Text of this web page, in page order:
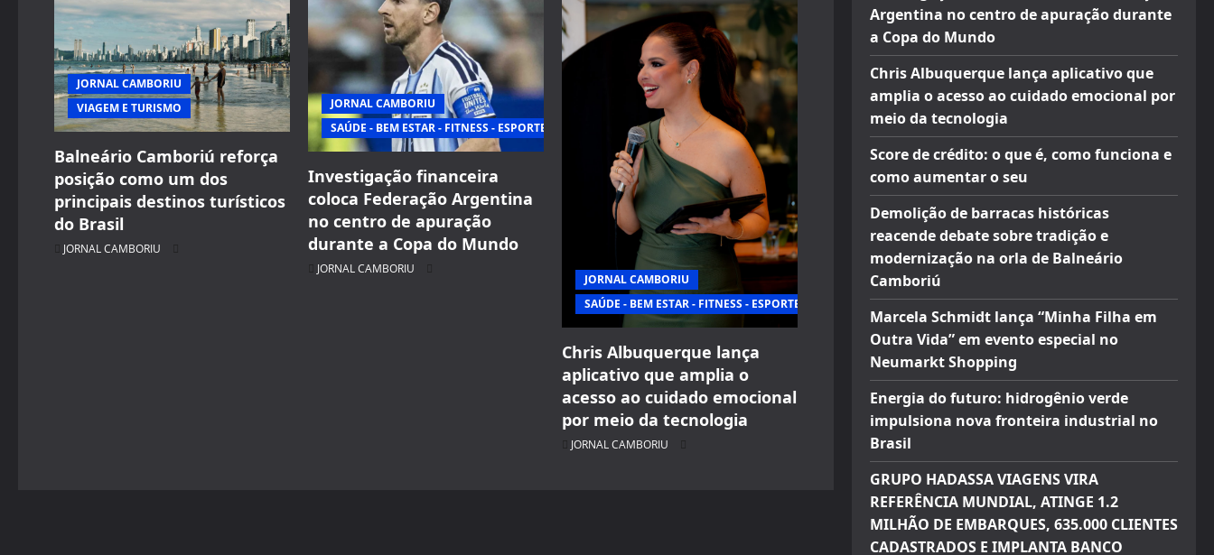
v
i
g
a
t
i
o
JORNAL CAMBORIU
VIAGEM E TURISMO
Balneário Camboriú reforça
posição como um dos
principais destinos turísticos
do Brasil
JORNAL CAMBORIU
JORNAL CAMBORIU
SAÚDE - BEM ESTAR - FITNESS - ESPORTE
Investigação financeira
coloca Federação Argentina
no centro de apuração
durante a Copa do Mundo
JORNAL CAMBORIU
JORNAL CAMBORIU
SAÚDE - BEM ESTAR - FITNESS - ESPORTE
Chris Albuquerque lança
aplicativo que amplia o
acesso ao cuidado emocional
por meio da tecnologia
JORNAL CAMBORIU
Argentina no centro de apuração durante
a Copa do Mundo
Chris Albuquerque lança aplicativo que
amplia o acesso ao cuidado emocional por
meio da tecnologia
Score de crédito: o que é, como funciona e
como aumentar o seu
Demolição de barracas históricas
reacende debate sobre tradição e
modernização na orla de Balneário
Camboriú
Marcela Schmidt lança “Minha Filha em
Outra Vida” em evento especial no
Neumarkt Shopping
Energia do futuro: hidrogênio verde
impulsiona nova fronteira industrial no
Brasil
GRUPO HADASSA VIAGENS VIRA
REFERÊNCIA MUNDIAL, ATINGE 1.2
MILHÃO DE EMBARQUES, 635.000 CLIENTES
CADASTRADOS E IMPLANTA BANCO